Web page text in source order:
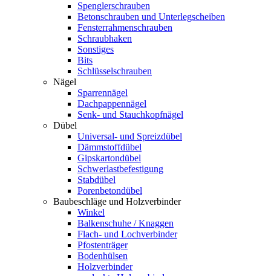
Spenglerschrauben
Betonschrauben und Unterlegscheiben
Fensterrahmenschrauben
Schraubhaken
Sonstiges
Bits
Schlüsselschrauben
Nägel
Sparrennägel
Dachpappennägel
Senk- und Stauchkopfnägel
Dübel
Universal- und Spreizdübel
Dämmstoffdübel
Gipskartondübel
Schwerlastbefestigung
Stabdübel
Porenbetondübel
Baubeschläge und Holzverbinder
Winkel
Balkenschuhe / Knaggen
Flach- und Lochverbinder
Pfostenträger
Bodenhülsen
Holzverbinder